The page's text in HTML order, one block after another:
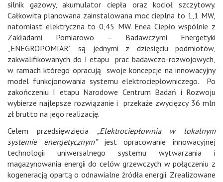
silnik gazowy, akumulator ciepła oraz kocioł szczytowy.
Całkowita planowana zainstalowana moc cieplna to 1,1 MW,
natomiast elektryczna to 0,45 MW. Enea Ciepło wspólnie z
Zakładami Pomiarowo – Badawczymi Energetyki
„ENEGROPOMIAR” są jednymi z dziesięciu podmiotów,
zakwalifikowanych do I etapu prac badawczo-rozwojowych,
w ramach którego opracują swoje koncepcje na innowacyjny
model funkcjonowania systemu elektrociepłowniczego. Po
zakończeniu I etapu Narodowe Centrum Badań i Rozwoju
wybierze najlepsze rozwiązanie i przekaże zwycięzcy 36 mln
zł brutto na jego realizację.
Celem przedsięwzięcia „Elektrociepłownia w lokalnym
systemie energetycznym”jest opracowanie innowacyjnej
technologii uniwersalnego systemu wytwarzania i
magazynowania energii do celów grzewczych w połączeniu z
kogeneracją opartą o odnawialne źródła energii. Zrealizowane